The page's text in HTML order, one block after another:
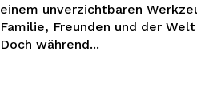
einem unverzichtbaren
Familie, Freunden und der
Doch während...